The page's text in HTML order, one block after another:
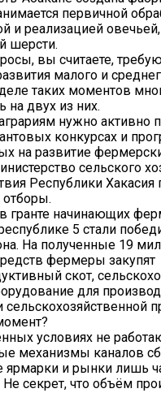
первичной
и реализацией
шерсти.
вы считаете,
малого и
таких моментов
на двух из них.
нужно активно
конкурсах и
на развитие
сельского
Республики Хакасия
гранте начинающих
5 стали
На полученные 19
фермеры закупят
скот,
для
сельскохозяйственной
условиях не
механизмы каналов
ярмарки и рынки лишь
Не секрет, что объём